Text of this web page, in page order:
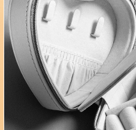
AJUDA
Central de Atendimento
FAQ
Devoluções
Conservação dos produtos
Retire em loja